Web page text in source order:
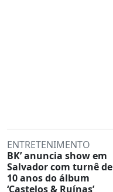
ENTRETENIMENTO
BK’ anuncia show em
Salvador com turnê de
10 anos do álbum
‘Castelos & Ruínas’